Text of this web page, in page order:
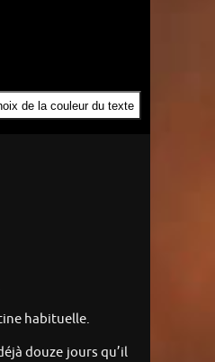
Choix de la couleur du texte
habituelle.
douze jours qu’il